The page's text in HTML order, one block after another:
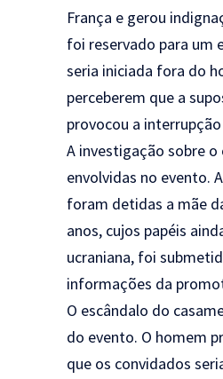
França e gerou
foi reservado para um
seria iniciada fora do
perceberem que a
provocou a
A investigação sobre
envolvidas no evento.
foram detidas a mãe
anos, cujos papéis
ucraniana, foi
informações da
O escândalo do
do evento. O homem
que os convidados